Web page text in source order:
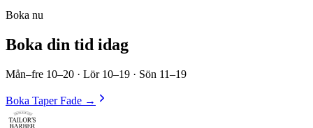
Boka nu
Boka din tid idag
Mån–fre 10–20 · Lör 10–19 · Sön 11–19
Boka Taper Fade →